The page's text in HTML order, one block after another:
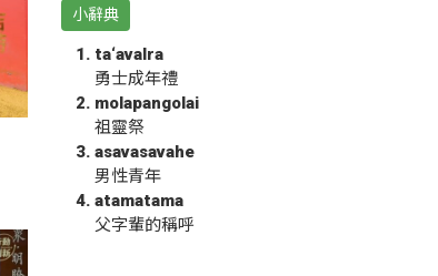
小辭典
ta‘avalra
勇士成年禮
molapangolai
祖靈祭
asavasavahe
男性青年
atamatama
父字輩的稱呼